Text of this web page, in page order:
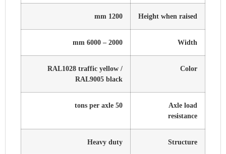
Height when raised
1200 mm
Width
2000 – 6000 mm
Color
RAL1028 traffic yellow /
RAL9005 black
Axle load
resistance
50 tons per axle
Structure
Heavy duty